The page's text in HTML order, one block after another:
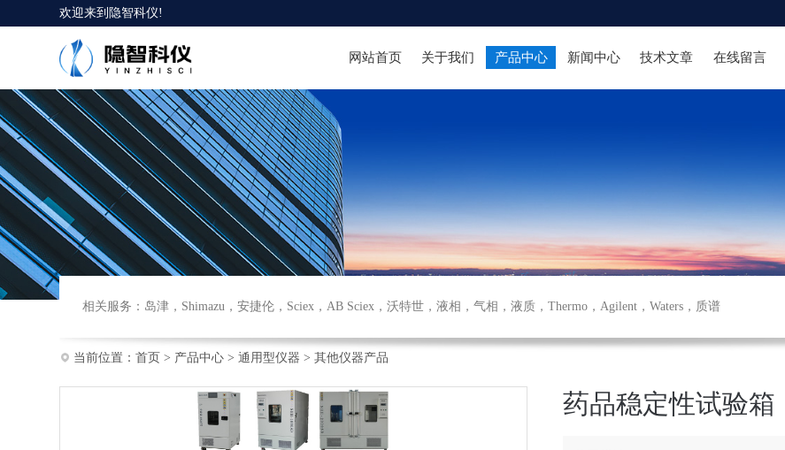
欢迎来到 隐智科仪!
网站首页 关于我们 产品中心 新闻中心 技术文章 在线留言
相关服务： 岛津 ， Shimazu ，安捷伦 ， Sciex ，AB Sciex ，沃特世 ，液相 ，气相 ，液质 ，Thermo ，Agilent ，Waters ， 质谱
当前位置： 首页 > 产品中心> 通用型仪器 > 其他仪器产品
药品稳定性试验箱